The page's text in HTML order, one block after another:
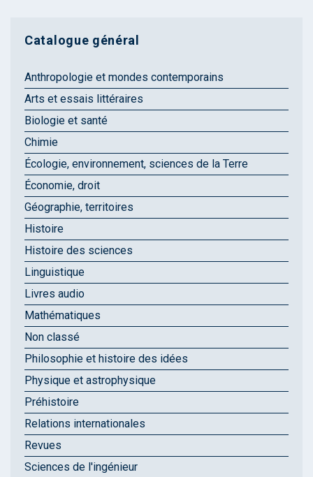
Catalogue général
Anthropologie et mondes contemporains
Arts et essais littéraires
Biologie et santé
Chimie
Écologie, environnement, sciences de la Terre
Économie, droit
Géographie, territoires
Histoire
Histoire des sciences
Linguistique
Livres audio
Mathématiques
Non classé
Philosophie et histoire des idées
Physique et astrophysique
Préhistoire
Relations internationales
Revues
Sciences de l'ingénieur